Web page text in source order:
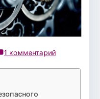
1 комментарийк